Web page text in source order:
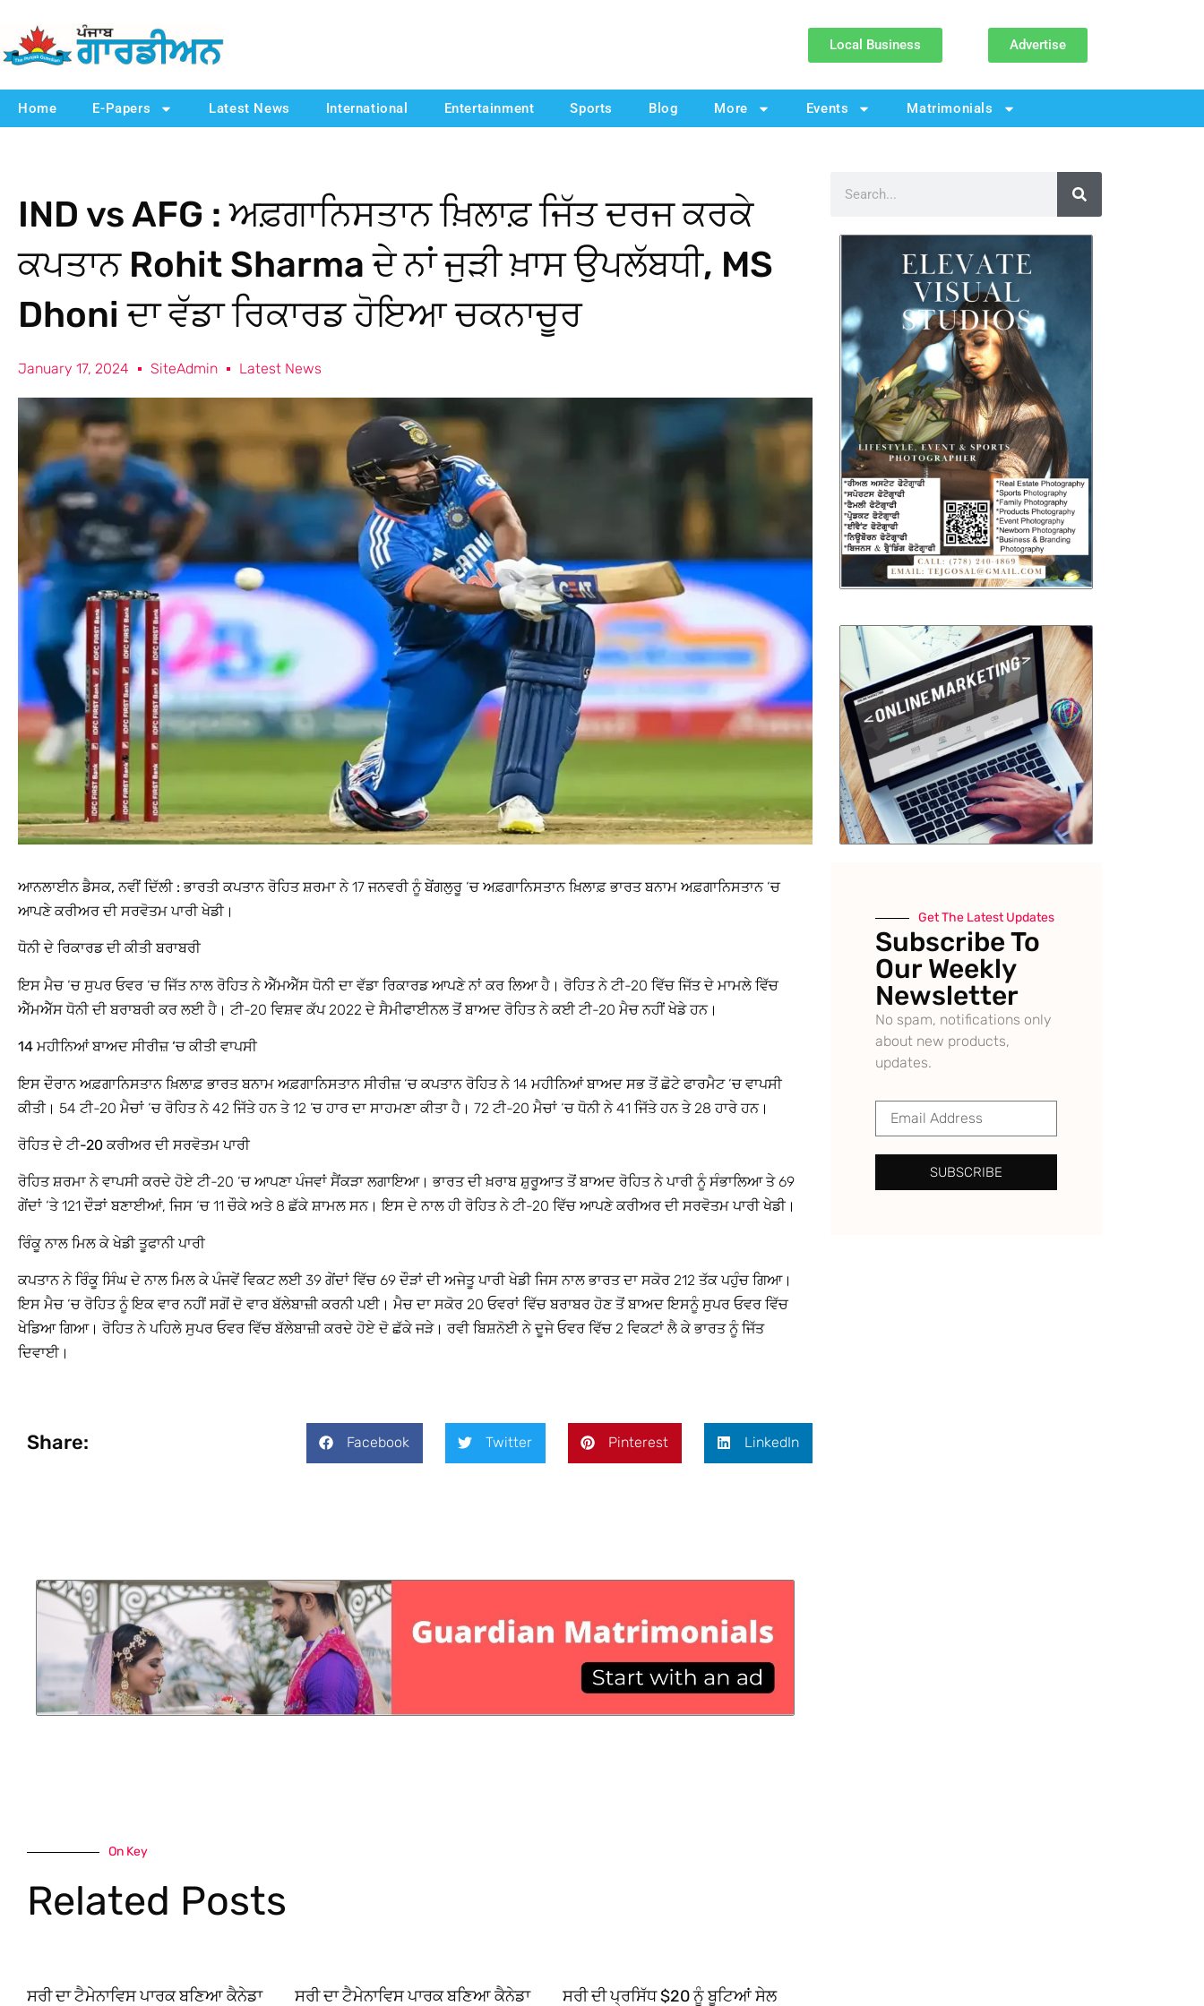
Local Business Advertise
Home E-Papers Latest News International Entertainment Sports Blog More Events Matrimonials
IND vs AFG : ਅਫ਼ਗਾਨਿਸਤਾਨ ਖ਼ਿਲਾਫ਼ ਜਿੱਤ ਦਰਜ ਕਰਕੇ
ਕਪਤਾਨ Rohit Sharma ਦੇ ਨਾਂ ਜੁੜੀ ਖ਼ਾਸ ਉਪਲੱਬਧੀ, MS
Dhoni ਦਾ ਵੱਡਾ ਰਿਕਾਰਡ ਹੋਇਆ ਚਕਨਾਚੂਰ
January 17, 2024 SiteAdmin Latest News
ਆਨਲਾਈਨ ਡੈਸਕ, ਨਵੀਂ ਦਿੱਲੀ :ਭਾਰਤੀ ਕਪਤਾਨ ਰੋਹਿਤ ਸ਼ਰਮਾ ਨੇ 17 ਜਨਵਰੀ ਨੂੰ ਬੇਂਗਲੁਰੂ ‘ਚ ਅਫ਼ਗਾਨਿਸਤਾਨ ਖ਼ਿਲਾਫ਼ ਭਾਰਤ ਬਨਾਮ ਅਫ਼ਗਾਨਿਸਤਾਨ ‘ਚ
ਆਪਣੇ ਕਰੀਅਰ ਦੀ ਸਰਵੋਤਮ ਪਾਰੀ ਖੇਡੀ।
ਧੋਨੀ ਦੇ ਰਿਕਾਰਡ ਦੀ ਕੀਤੀ ਬਰਾਬਰੀ
ਇਸ ਮੈਚ ‘ਚ ਸੁਪਰ ਓਵਰ ‘ਚ ਜਿੱਤ ਨਾਲ ਰੋਹਿਤ ਨੇ ਐੱਮਐੱਸ ਧੋਨੀ ਦਾ ਵੱਡਾ ਰਿਕਾਰਡ ਆਪਣੇ ਨਾਂ ਕਰ ਲਿਆ ਹੈ। ਰੋਹਿਤ ਨੇ ਟੀ-20 ਵਿੱਚ ਜਿੱਤ ਦੇ ਮਾਮਲੇ ਵਿੱਚ
ਐੱਮਐੱਸ ਧੋਨੀ ਦੀ ਬਰਾਬਰੀ ਕਰ ਲਈ ਹੈ। ਟੀ-20 ਵਿਸ਼ਵ ਕੱਪ 2022 ਦੇ ਸੈਮੀਫਾਈਨਲ ਤੋਂ ਬਾਅਦ ਰੋਹਿਤ ਨੇ ਕਈ ਟੀ-20 ਮੈਚ ਨਹੀਂ ਖੇਡੇ ਹਨ।
14 ਮਹੀਨਿਆਂ ਬਾਅਦ ਸੀਰੀਜ਼ ‘ਚ ਕੀਤੀ ਵਾਪਸੀ
ਇਸ ਦੌਰਾਨ ਅਫ਼ਗਾਨਿਸਤਾਨ ਖ਼ਿਲਾਫ਼ ਭਾਰਤ ਬਨਾਮ ਅਫ਼ਗਾਨਿਸਤਾਨ ਸੀਰੀਜ਼ ‘ਚ ਕਪਤਾਨ ਰੋਹਿਤ ਨੇ 14 ਮਹੀਨਿਆਂ ਬਾਅਦ ਸਭ ਤੋਂ ਛੋਟੇ ਫਾਰਮੈਟ ‘ਚ ਵਾਪਸੀ
ਕੀਤੀ। 54 ਟੀ-20 ਮੈਚਾਂ ‘ਚ ਰੋਹਿਤ ਨੇ 42 ਜਿੱਤੇ ਹਨ ਤੇ 12 ’ਚ ਹਾਰ ਦਾ ਸਾਹਮਣਾ ਕੀਤਾ ਹੈ। 72 ਟੀ-20 ਮੈਚਾਂ ‘ਚ ਧੋਨੀ ਨੇ 41 ਜਿੱਤੇ ਹਨ ਤੇ 28 ਹਾਰੇ ਹਨ।
ਰੋਹਿਤ ਦੇ ਟੀ-20 ਕਰੀਅਰ ਦੀ ਸਰਵੋਤਮ ਪਾਰੀ
ਰੋਹਿਤ ਸ਼ਰਮਾ ਨੇ ਵਾਪਸੀ ਕਰਦੇ ਹੋਏ ਟੀ-20 ‘ਚ ਆਪਣਾ ਪੰਜਵਾਂ ਸੈਂਕੜਾ ਲਗਾਇਆ। ਭਾਰਤ ਦੀ ਖ਼ਰਾਬ ਸ਼ੁਰੂਆਤ ਤੋਂ ਬਾਅਦ ਰੋਹਿਤ ਨੇ ਪਾਰੀ ਨੂੰ ਸੰਭਾਲਿਆ ਤੇ 69
ਗੇਂਦਾਂ ‘ਤੇ 121 ਦੌੜਾਂ ਬਣਾਈਆਂ, ਜਿਸ ‘ਚ 11 ਚੌਕੇ ਅਤੇ 8 ਛੱਕੇ ਸ਼ਾਮਲ ਸਨ। ਇਸ ਦੇ ਨਾਲ ਹੀ ਰੋਹਿਤ ਨੇ ਟੀ-20 ਵਿੱਚ ਆਪਣੇ ਕਰੀਅਰ ਦੀ ਸਰਵੋਤਮ ਪਾਰੀ ਖੇਡੀ।
ਰਿੰਕੂ ਨਾਲ ਮਿਲ ਕੇ ਖੇਡੀ ਤੂਫਾਨੀ ਪਾਰੀ
ਕਪਤਾਨ ਨੇ ਰਿੰਕੂ ਸਿੰਘ ਦੇ ਨਾਲ ਮਿਲ ਕੇ ਪੰਜਵੇਂ ਵਿਕਟ ਲਈ 39 ਗੇਂਦਾਂ ਵਿੱਚ 69 ਦੌੜਾਂ ਦੀ ਅਜੇਤੂ ਪਾਰੀ ਖੇਡੀ ਜਿਸ ਨਾਲ ਭਾਰਤ ਦਾ ਸਕੋਰ 212 ਤੱਕ ਪਹੁੰਚ ਗਿਆ।
ਇਸ ਮੈਚ ‘ਚ ਰੋਹਿਤ ਨੂੰ ਇਕ ਵਾਰ ਨਹੀਂ ਸਗੋਂ ਦੋ ਵਾਰ ਬੱਲੇਬਾਜ਼ੀ ਕਰਨੀ ਪਈ। ਮੈਚ ਦਾ ਸਕੋਰ 20 ਓਵਰਾਂ ਵਿੱਚ ਬਰਾਬਰ ਹੋਣ ਤੋਂ ਬਾਅਦ ਇਸਨੂੰ ਸੁਪਰ ਓਵਰ ਵਿੱਚ
ਖੇਡਿਆ ਗਿਆ। ਰੋਹਿਤ ਨੇ ਪਹਿਲੇ ਸੁਪਰ ਓਵਰ ਵਿੱਚ ਬੱਲੇਬਾਜ਼ੀ ਕਰਦੇ ਹੋਏ ਦੋ ਛੱਕੇ ਜੜੇ। ਰਵੀ ਬਿਸ਼ਨੋਈ ਨੇ ਦੂਜੇ ਓਵਰ ਵਿੱਚ 2 ਵਿਕਟਾਂ ਲੈ ਕੇ ਭਾਰਤ ਨੂੰ ਜਿੱਤ
ਦਿਵਾਈ।
Share: Facebook Twitter Pinterest LinkedIn
On Key
Related Posts
ਸਰੀ ਦਾ ਟੈਮੇਨਾਵਿਸ ਪਾਰਕ ਬਣਿਆ ਕੈਨੇਡਾ ਸਰੀ ਦਾ ਟੈਮੇਨਾਵਿਸ ਪਾਰਕ ਬਣਿਆ ਕੈਨੇਡਾ ਸਰੀ ਦੀ ਪ੍ਰਸਿੱਧ $20 ਨੂੰ ਬੂਟਿਆਂ ਸੇਲ
Get The Latest Updates
Subscribe To
Our Weekly
Newsletter
No spam, notifications only
about new products,
updates.
SUBSCRIBE